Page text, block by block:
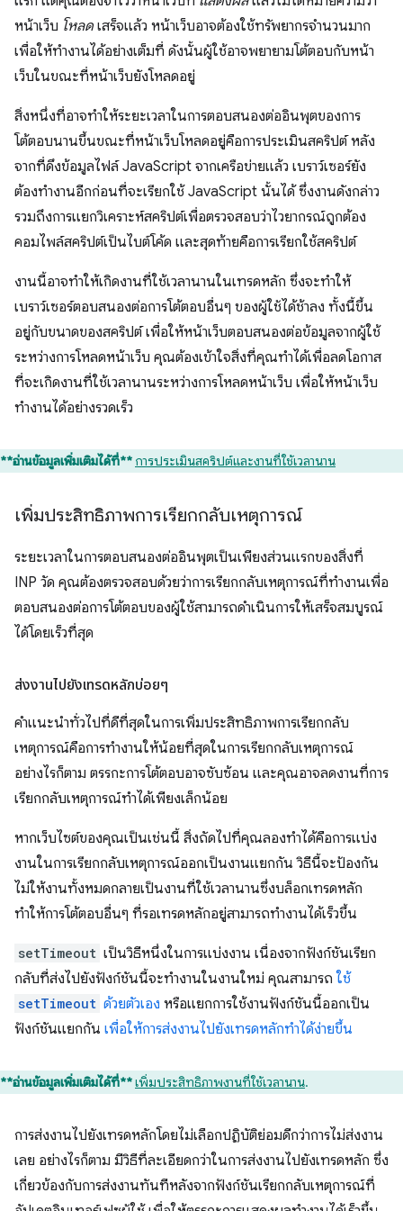
หน้าเว็บ โหลด เสร็จแล้ว หน้าเว็บอาจต้องใช้ทรัพยากรจำนวนมาก
เพื่อให้ทำงานได้อย่างเต็มที่ ดังนั้นผู้ใช้อาจพยายามโต้ตอบกับหน้า
เว็บในขณะที่หน้าเว็บยังโหลดอยู่
สิ่งหนึ่งที่อาจทำให้ระยะเวลาในการตอบสนองต่ออินพุตของการ
โต้ตอบนานขึ้นขณะที่หน้าเว็บโหลดอยู่คือการประเมินสคริปต์ หลัง
จากที่ดึงข้อมูลไฟล์ JavaScript จากเครือข่ายแล้ว เบราว์เซอร์ยัง
ต้องทำงานอีกก่อนที่จะเรียกใช้ JavaScript นั้นได้ ซึ่งงานดังกล่าว
รวมถึงการแยกวิเคราะห์สคริปต์เพื่อตรวจสอบว่าไวยากรณ์ถูกต้อง
คอมไพล์สคริปต์เป็นไบต์โค้ด และสุดท้ายคือการเรียกใช้สคริปต์
งานนี้อาจทำให้เกิดงานที่ใช้เวลานานในเทรดหลัก ซึ่งจะทำให้
เบราว์เซอร์ตอบสนองต่อการโต้ตอบอื่นๆ ของผู้ใช้ได้ช้าลง ทั้งนี้ขึ้น
อยู่กับขนาดของสคริปต์ เพื่อให้หน้าเว็บตอบสนองต่อข้อมูลจากผู้ใช้
ระหว่างการโหลดหน้าเว็บ คุณต้องเข้าใจสิ่งที่คุณทำได้เพื่อลดโอกาส
ที่จะเกิดงานที่ใช้เวลานานระหว่างการโหลดหน้าเว็บ เพื่อให้หน้าเว็บ
ทำงานได้อย่างรวดเร็ว
**อ่านข้อมูลเพิ่มเติมได้ที่** การประเมินสคริปต์และงานที่ใช้เวลานาน
เพิ่มประสิทธิภาพการเรียกกลับเหตุการณ์
ระยะเวลาในการตอบสนองต่ออินพุตเป็นเพียงส่วนแรกของสิ่งที่
INP วัด คุณต้องตรวจสอบด้วยว่าการเรียกกลับเหตุการณ์ที่ทำงานเพื่อ
ตอบสนองต่อการโต้ตอบของผู้ใช้สามารถดำเนินการให้เสร็จสมบูรณ์
ได้โดยเร็วที่สุด
ส่งงานไปยังเทรดหลักบ่อยๆ
คำแนะนำทั่วไปที่ดีที่สุดในการเพิ่มประสิทธิภาพการเรียกกลับ
เหตุการณ์คือการทำงานให้น้อยที่สุดในการเรียกกลับเหตุการณ์
อย่างไรก็ตาม ตรรกะการโต้ตอบอาจซับซ้อน และคุณอาจลดงานที่การ
เรียกกลับเหตุการณ์ทำได้เพียงเล็กน้อย
หากเว็บไซต์ของคุณเป็นเช่นนี้ สิ่งถัดไปที่คุณลองทำได้คือการแบ่ง
งานในการเรียกกลับเหตุการณ์ออกเป็นงานแยกกัน วิธีนี้จะป้องกัน
ไม่ให้งานทั้งหมดกลายเป็นงานที่ใช้เวลานานซึ่งบล็อกเทรดหลัก
ทำให้การโต้ตอบอื่นๆ ที่รอเทรดหลักอยู่สามารถทำงานได้เร็วขึ้น
setTimeout เป็นวิธีหนึ่งในการแบ่งงาน เนื่องจากฟังก์ชันเรียก
กลับที่ส่งไปยังฟังก์ชันนี้จะทำงานในงานใหม่ คุณสามารถ ใช้
setTimeout ด้วยตัวเอง หรือแยกการใช้งานฟังก์ชันนี้ออกเป็น
ฟังก์ชันแยกกัน เพื่อให้การส่งงานไปยังเทรดหลักทำได้ง่ายขึ้น
**อ่านข้อมูลเพิ่มเติมได้ที่**เพิ่มประสิทธิภาพงานที่ใช้เวลานาน.
การส่งงานไปยังเทรดหลักโดยไม่เลือกปฏิบัติย่อมดีกว่าการไม่ส่งงาน
เลย อย่างไรก็ตาม มีวิธีที่ละเอียดกว่าในการส่งงานไปยังเทรดหลัก ซึ่ง
เกี่ยวข้องกับการส่งงานทันทีหลังจากฟังก์ชันเรียกกลับเหตุการณ์ที่